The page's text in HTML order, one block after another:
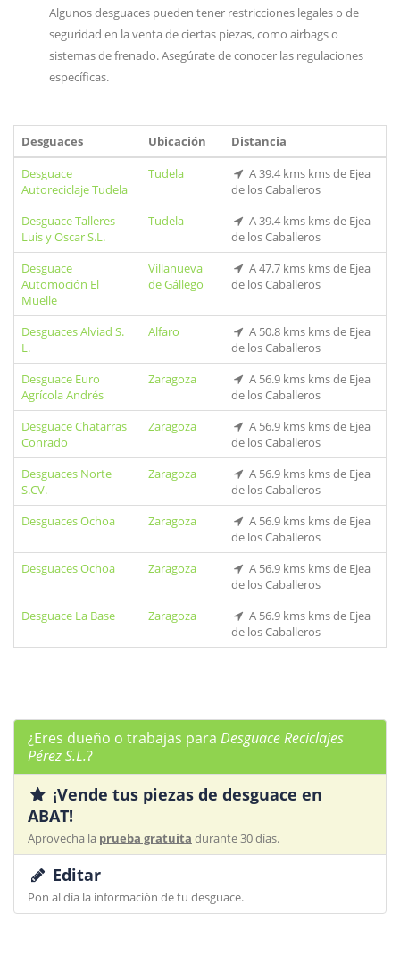
Algunos desguaces pueden tener restricciones legales o de
seguridad en la venta de ciertas piezas, como airbags o
sistemas de frenado. Asegúrate de conocer las regulaciones
específicas.
Desguaces Ubicación
Distancia
Desguace
Autoreciclaje Tudela
Tudela
A 39.4 kms kms de Ejea
de los Caballeros
Desguace Talleres
Luis y Oscar S.L.
Tudela
A 39.4 kms kms de Ejea
de los Caballeros
Desguace
Automoción El
Muelle
Villanueva
de Gállego
A 47.7 kms kms de Ejea
de los Caballeros
Desguaces Alviad S.
L.
Alfaro
A 50.8 kms kms de Ejea
de los Caballeros
Desguace Euro
Agrícola Andrés
Zaragoza
A 56.9 kms kms de Ejea
de los Caballeros
Desguace Chatarras
Conrado
Zaragoza
A 56.9 kms kms de Ejea
de los Caballeros
Desguaces Norte
S.CV.
Zaragoza
A 56.9 kms kms de Ejea
de los Caballeros
Desguaces Ochoa
Zaragoza
A 56.9 kms kms de Ejea
de los Caballeros
Desguaces Ochoa
Zaragoza
A 56.9 kms kms de Ejea
de los Caballeros
Desguace La Base
Zaragoza
A 56.9 kms kms de Ejea
de los Caballeros
¿Eres dueño o trabajas para Desguace Reciclajes
Pérez S.L.?
¡Vende tus piezas de desguace en
ABAT!
Aprovecha la prueba gratuita durante 30 días.
Editar
Pon al día la información de tu desguace.